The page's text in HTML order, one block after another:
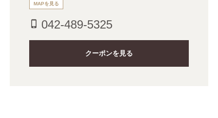
MAPを見る
phone_iphone 042-489-5325
クーポンを見る